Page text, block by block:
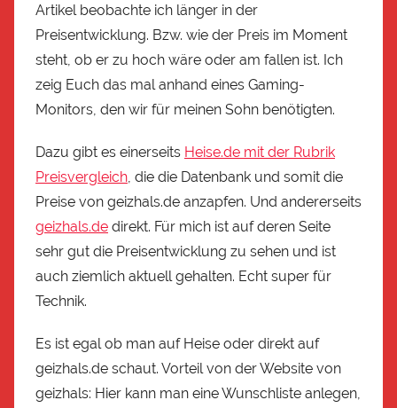
Artikel beobachte ich länger in der
Preisentwicklung. Bzw. wie der Preis im Moment
steht, ob er zu hoch wäre oder am fallen ist. Ich
zeig Euch das mal anhand eines Gaming-
Monitors, den wir für meinen Sohn benötigten.
Dazu gibt es einerseits Heise.de mit der Rubrik
Preisvergleich, die die Datenbank und somit die
Preise von geizhals.de anzapfen. Und andererseits
geizhals.de direkt. Für mich ist auf deren Seite
sehr gut die Preisentwicklung zu sehen und ist
auch ziemlich aktuell gehalten. Echt super für
Technik.
Es ist egal ob man auf Heise oder direkt auf
geizhals.de schaut. Vorteil von der Website von
geizhals: Hier kann man eine Wunschliste anlegen,